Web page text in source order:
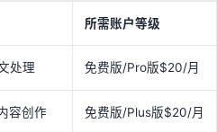
所需账户等级
处理 免费版/Pro版$20/月
容创作 免费版/Plus版$20/月